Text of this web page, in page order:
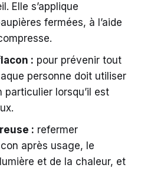
Elle s’applique
fermées, à l’aide
: pour prévenir tout
personne doit utiliser
lorsqu’il est
: refermer
après usage, le
et de la chaleur, et